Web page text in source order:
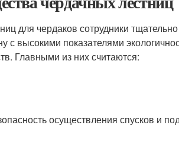
для чердаков сотрудники
с высокими показателями
Главными из них считаются:
осуществления спусков и